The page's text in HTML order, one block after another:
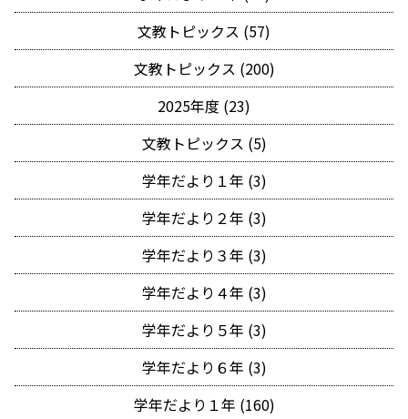
文教トピックス (57)
文教トピックス (200)
2025年度 (23)
文教トピックス (5)
学年だより１年 (3)
学年だより２年 (3)
学年だより３年 (3)
学年だより４年 (3)
学年だより５年 (3)
学年だより６年 (3)
学年だより１年 (160)